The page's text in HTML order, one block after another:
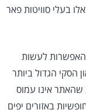
בעלי סוויטות פאר
האפשרות לעשות
הסקי הגדול ביותר
אינו עמוס
באזורים יפים